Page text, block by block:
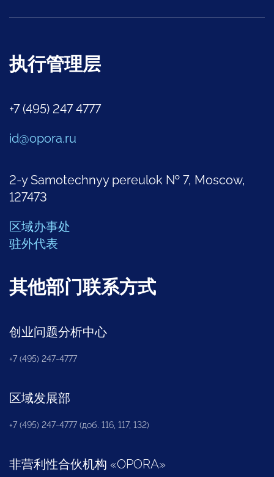
执行管理层
+7 (495) 247 4777
id@opora.ru
2-y Samotechnyy pereulok № 7, Moscow,
127473
区域办事处
驻外代表
其他部门联系方式
创业问题分析中心
+7 (495) 247-4777
区域发展部
+7 (495) 247-4777 (доб. 116, 117, 132)
非营利性合伙机构 «OPORA»